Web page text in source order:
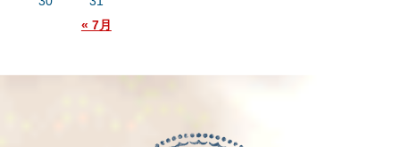
« 7月